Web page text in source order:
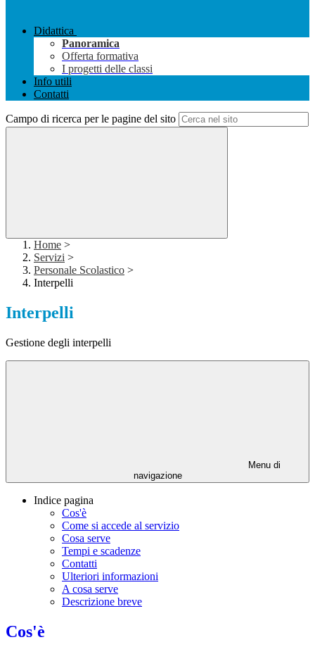
Didattica
Panoramica
Offerta formativa
I progetti delle classi
Info utili
Contatti
Campo di ricerca per le pagine del sito
Home >
Servizi >
Personale Scolastico >
Interpelli
Interpelli
Gestione degli interpelli
Menu di
navigazione
Indice pagina
Cos'è
Come si accede al servizio
Cosa serve
Tempi e scadenze
Contatti
Ulteriori informazioni
A cosa serve
Descrizione breve
Cos'è